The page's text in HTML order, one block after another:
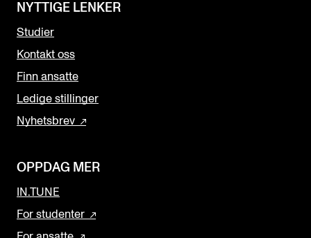
NYTTIGE LENKER
Studier
Kontakt oss
Finn ansatte
Ledige stillinger
Nyhetsbrev
OPPDAG MER
IN.TUNE
For studenter